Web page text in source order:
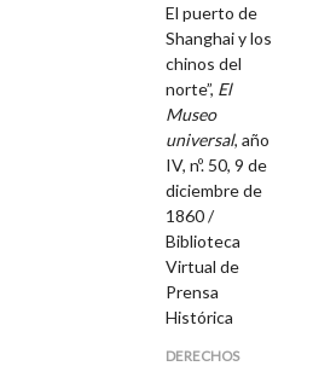
El puerto de
Shanghai y los
chinos del
norte”, El
Museo
universal, año
IV, nº. 50, 9 de
diciembre de
1860 /
Biblioteca
Virtual de
Prensa
Histórica
DERECHOS